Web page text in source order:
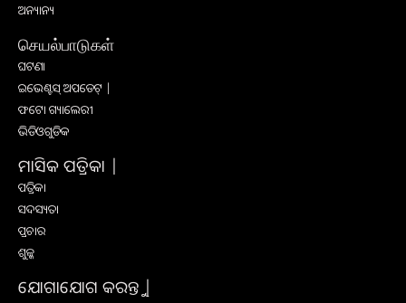
ଅନ୍ୟାନ୍ୟ
செயல்பாடுகள்
ଘଟଣା
ଇଭେଣ୍ଟସ୍ ଅପଡେଟ୍ |
ଫଟୋ ଗ୍ୟାଲେରୀ
ଭିଡିଓଗୁଡିକ
ମାସିକ ପତ୍ରିକା |
ପତ୍ରିକା
ସଦସ୍ୟତା
ପ୍ରଚାର
ଶୁଳ୍କ
ଯୋଗାଯୋଗ କରନ୍ତୁ |